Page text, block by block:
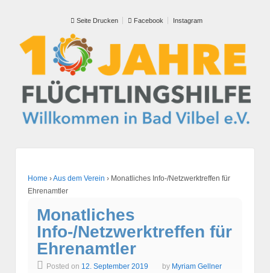
Seite Drucken Facebook Instagram
Home ›Aus dem Verein › Monatliches Info-/Netzwerktreffen für
Ehrenamtler
Monatliches
Info-/Netzwerktreffen für
Ehrenamtler
Posted on 12. September 2019 by Myriam Gellner